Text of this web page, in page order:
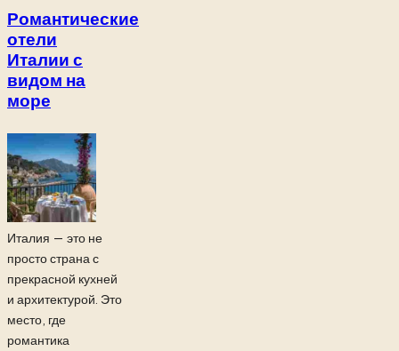
Романтические
отели
Италии с
видом на
море
Италия — это не
просто страна с
прекрасной кухней
и архитектурой. Это
место, где
романтика